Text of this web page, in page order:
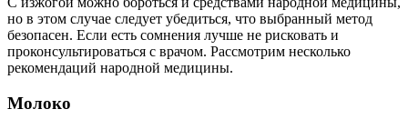
но в этом случае следует убедиться, что выбранный метод
безопасен. Если есть сомнения лучше не рисковать и
проконсультироваться с врачом. Рассмотрим несколько
рекомендаций народной медицины.
Молоко